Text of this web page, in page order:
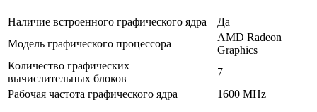
Наличие встроенного графического ядра
Да
Модель графического процессора
AMD Radeon
Graphics
Количество графических
вычислительных блоков
7
Рабочая частота графического ядра
1600 MHz